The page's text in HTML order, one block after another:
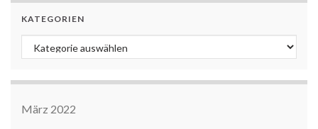
KATEGORIEN
Kategorien
März 2022